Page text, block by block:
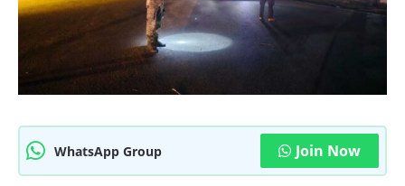
WhatsApp Group Join Now